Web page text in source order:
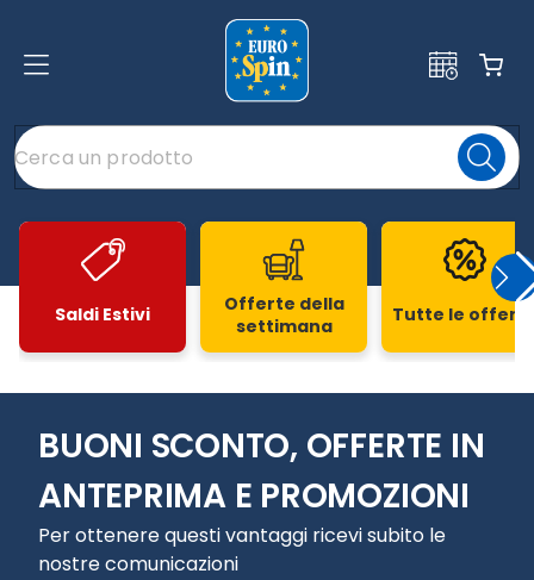
Saldi Estivi
Offerte della
settimana
Tutte le
BUONI SCONTO, OFFERTE IN
ANTEPRIMA E PROMOZIONI
Per ottenere questi vantaggi ricevi subito le
nostre comunicazioni